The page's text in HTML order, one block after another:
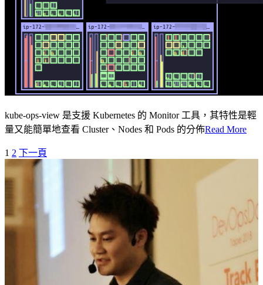
kube-ops-view 是支援 Kubernetes 的 Monitor 工具，其特性是輕
量又能簡單地查看 Cluster、Nodes 和 Pods 的分佈Read More
文
章
覽
1 2 下一頁